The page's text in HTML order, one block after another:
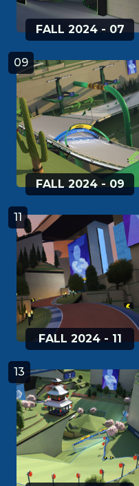
FALL 2024 - 07
09
FALL 2024 - 09
11
FALL 2024 - 11
13